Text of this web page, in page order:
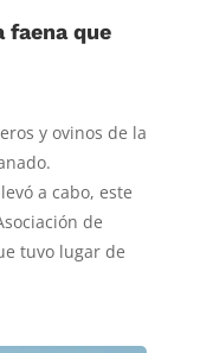
faena que
y ovinos de la
a cabo, este
de
tuvo lugar de